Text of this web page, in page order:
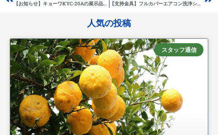
【お知らせ】キョーワKYC-20Aの展示品１台のみ販売します ←売り切れました。 【支持金具】フルカバーエアコン洗浄シートのマストアイテム！
人気の投稿
スタッフ通信